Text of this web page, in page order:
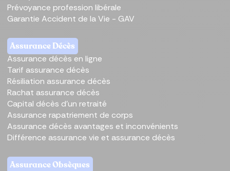
Prévoyance profession libérale
Garantie Accident de la Vie - GAV
Assurance Décès
Assurance décès en ligne
Tarif assurance décès
Résiliation assurance décès
Rachat assurance décès
Capital décès d'un retraité
Assurance rapatriement de corps
Assurance décès avantages et inconvénients
Différence assurance vie et assurance décès
Assurance Obsèques